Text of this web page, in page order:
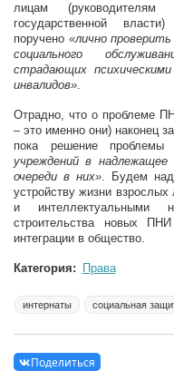
лицам (руководителям
государственной
поручено «лично
социального
страдающих
инвалидов».
Отрадно, что о проблеме
– это именно они) наконец
пока решение
учреждений в надлежащее
очереди в них». Будем
устройству жизни
и интеллектуальными
строительства новых
интеграции в общество.
Категория: Права
интернаты социальная
Поделиться